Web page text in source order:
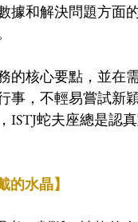
據和解決問題方面
的核心要點，並在
事，不輕易嘗試新
ISTJ蛇夫座總是認
的水晶】